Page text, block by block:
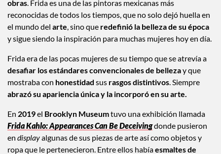
obras. Frida es una de las pintoras mexicanas más
reconocidas de todos los tiempos, que no solo dejó huella en
el mundo delarte, sino queredefinió la belleza de su época
Frida era de las pocas mujeres de su tiempo que se atrevía a
desafiar los estándares convencionales de bellezay que
mostraba conhonestidadsusrasgos distintivos . Siempre
En2019elBrooklyn Museumtuvo una exhibición llamada
Frida Kahlo: Appearances Can Be Deceivingdonde pusieron
endisplayalgunas de sus piezas de arte así como objetos y